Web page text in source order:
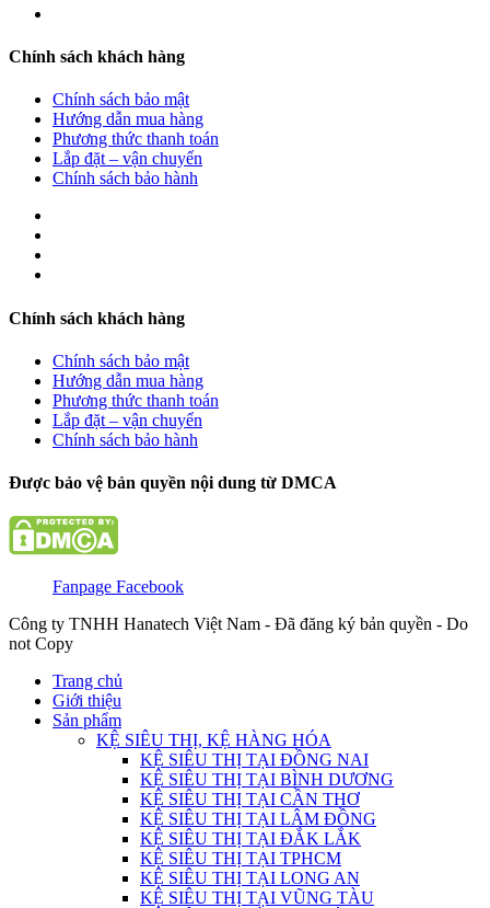
Chính sách khách hàng
Chính sách bảo mật
Hướng dẫn mua hàng
Phương thức thanh toán
Lắp đặt – vận chuyển
Chính sách bảo hành
Chính sách khách hàng
Chính sách bảo mật
Hướng dẫn mua hàng
Phương thức thanh toán
Lắp đặt – vận chuyển
Chính sách bảo hành
Được bảo vệ bản quyền nội dung từ DMCA
Fanpage Facebook
Công ty TNHH Hanatech Việt Nam - Đã đăng ký bản quyền - Do
not Copy
Trang chủ
Giới thiệu
Sản phẩm
KỆ SIÊU THỊ, KỆ HÀNG HÓA
KỆ SIÊU THỊ TẠI ĐỒNG NAI
KỆ SIÊU THỊ TẠI BÌNH DƯƠNG
KỆ SIÊU THỊ TẠI CẦN THƠ
KỆ SIÊU THỊ TẠI LÂM ĐỒNG
KỆ SIÊU THỊ TẠI ĐẮK LẮK
KỆ SIÊU THỊ TẠI TPHCM
KỆ SIÊU THỊ TẠI LONG AN
KỆ SIÊU THỊ TẠI VŨNG TÀU